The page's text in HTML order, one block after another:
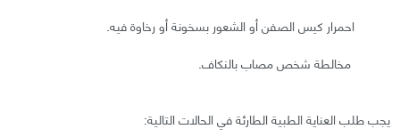
احمرار كيس الصفن أو الشعور بسخونة أو رخاوة فيه.
مخالطة شخص مصاب بالنكاف.
يجب طلب العناية الطبية الطارئة في الحالات التالية: